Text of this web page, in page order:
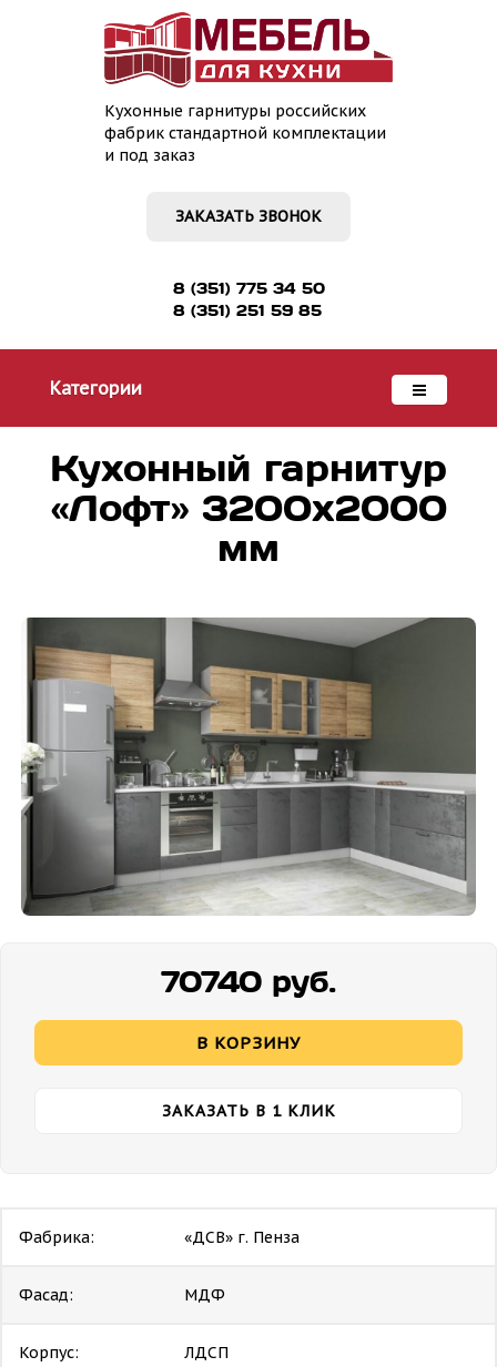
Кухонные гарнитуры российских
фабрик стандартной комплектации
и под заказ
ЗАКАЗАТЬ ЗВОНОК
8 (351) 775 34 50
8 (351) 251 59 85
Категории
Кухонный гарнитур
«Лофт» 3200х2000
мм
70740 руб.
В КОРЗИНУ
ЗАКАЗАТЬ В 1 КЛИК
Фабрика: «ДСВ» г. Пенза
Фасад: МДФ
Корпус: ЛДСП